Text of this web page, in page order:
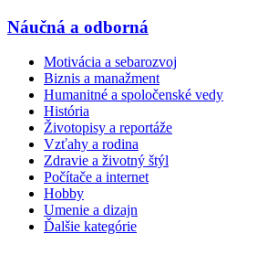
Náučná a odborná
Motivácia a sebarozvoj
Biznis a manažment
Humanitné a spoločenské vedy
História
Životopisy a reportáže
Vzťahy a rodina
Zdravie a životný štýl
Počítače a internet
Hobby
Umenie a dizajn
Ďalšie kategórie